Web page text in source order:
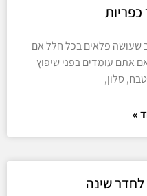
כפריות
שעושה פלאים בכל חלל אם
אתם עומדים בפני שיפוץ
סלון,
»
לחדר שינה